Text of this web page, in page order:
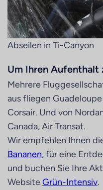
Abseilen in Ti-Canyon
Um Ihren Aufenthalt
Mehrere
aus fliegen
Corsair. Und von
Canada, Air Transat.
Wir empfehlen Ihnen
Bananen, für eine
und buchen Sie Ihre
WebsiteGrün-Intensiv.